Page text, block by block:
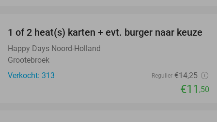
19%
1 of 2 heat(s) karten + evt. burger naar keuze
Happy Days Noord-Holland
Grootebroek
Verkocht: 313
Regulier €14,25
€11 ,50